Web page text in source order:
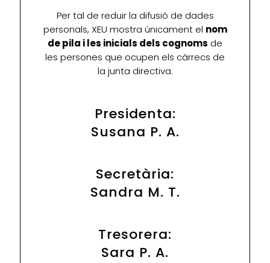
Per tal de reduir la difusió de dades
personals, XEU mostra únicament el nom
de pila i les inicials dels cognoms de
les persones que ocupen els càrrecs de
la junta directiva.
Presidenta:
Susana P. A.
Secretària:
Sandra M. T.
Tresorera:
Sara P. A.